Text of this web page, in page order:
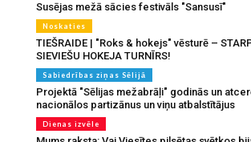
Susējas mežā sācies festivāls "Sansusī"
Noskaties
TIEŠRAIDE | "Roks & hokejs" vēsturē –
SIEVIEŠU HOKEJA TURNĪRS!
Sabiedrības ziņas Sēlijā
Projektā "Sēlijas mežabrāļi" godinās un
nacionālos partizānus un viņu atbalstītājus
Dienas izvēle